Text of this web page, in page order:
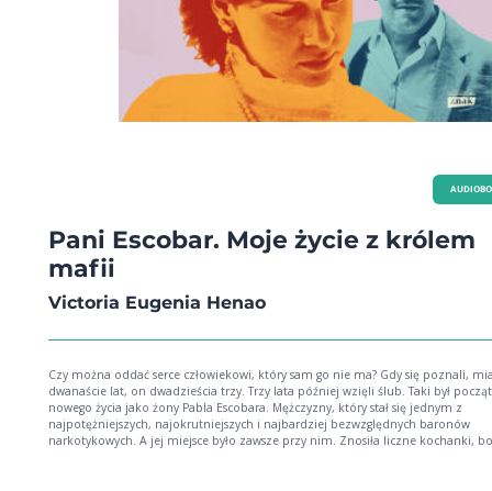
Pani Escobar. Moje życie z królem
mafii
Victoria Eugenia Henao
Czy można oddać serce człowiekowi, który sam go nie ma? Gdy się poznali, miała
dwanaście lat, on dwadzieścia trzy. Trzy lata później wzięli ślub. Taki był początek jej
nowego życia jako żony Pabla Escobara. Mężczyzny, który stał się jednym z
najpotężniejszych, najokrutniejszych i najbardziej bezwzględnych baronów
narkotykowych. A jej miejsce było zawsze przy nim. Znosiła liczne kochanki,